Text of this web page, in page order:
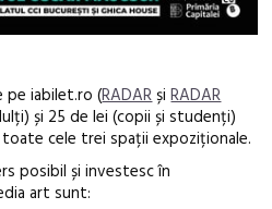
iabilet.ro (RADARșiRADAR
și 25 de lei (copii și studenți)
cele trei spații expoziționale.
posibil și investesc în
art sunt: